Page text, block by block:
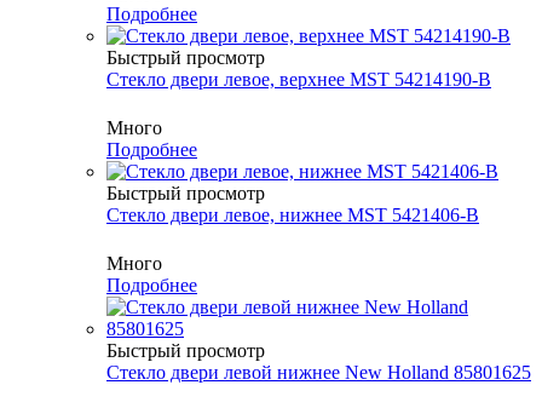
Подробнее
Быстрый просмотр
Стекло двери левое, верхнее MST 54214190-B
Много
Подробнее
Быстрый просмотр
Стекло двери левое, нижнее MST 5421406-B
Много
Подробнее
Быстрый просмотр
Стекло двери левой нижнее New Holland 85801625